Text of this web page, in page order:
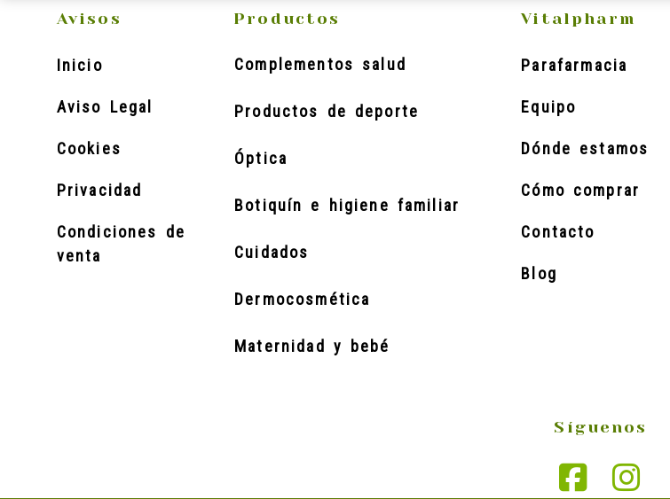
Avisos
Inicio
Aviso Legal
Cookies
Privacidad
Condiciones de
venta
Productos
Complementos salud
Productos de deporte
Óptica
Botiquín e higiene familiar
Cuidados
Dermocosmética
Maternidad y bebé
Vitalpharm
Parafarmacia
Equipo
Dónde estamos
Cómo comprar
Contacto
Blog
Síguenos